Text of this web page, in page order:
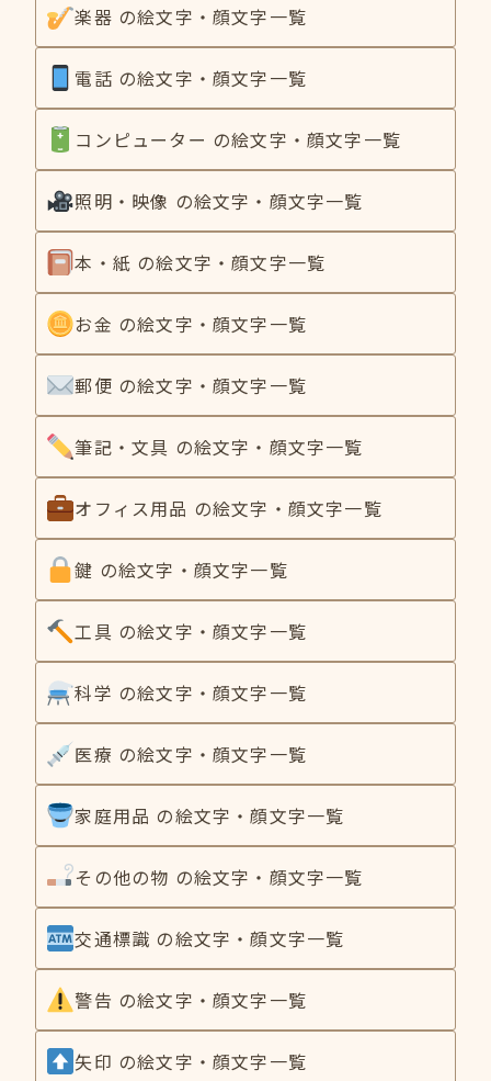
楽器 の絵文字・顔文字一覧
電話 の絵文字・顔文字一覧
コンピューター の絵文字・顔文字一覧
照明・映像 の絵文字・顔文字一覧
本・紙 の絵文字・顔文字一覧
お金 の絵文字・顔文字一覧
郵便 の絵文字・顔文字一覧
筆記・文具 の絵文字・顔文字一覧
オフィス用品 の絵文字・顔文字一覧
鍵 の絵文字・顔文字一覧
工具 の絵文字・顔文字一覧
科学 の絵文字・顔文字一覧
医療 の絵文字・顔文字一覧
家庭用品 の絵文字・顔文字一覧
その他の物 の絵文字・顔文字一覧
交通標識 の絵文字・顔文字一覧
警告 の絵文字・顔文字一覧
矢印 の絵文字・顔文字一覧